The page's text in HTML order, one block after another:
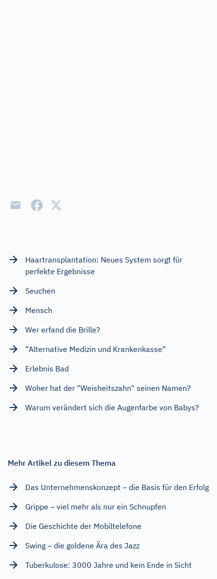
Haartransplantation: Neues System sorgt für
perfekte Ergebnisse
Seuchen
Mensch
Wer erfand die Brille?
“Alternative Medizin und Krankenkasse“
Erlebnis Bad
Woher hat der "Weisheitszahn" seinen Namen?
Warum verändert sich die Augenfarbe von Babys?
Mehr Artikel zu diesem Thema
Das Unternehmenskonzept – die Basis für den Erfolg
Grippe – viel mehr als nur ein Schnupfen
Die Geschichte der Mobiltelefone
Swing – die goldene Ära des Jazz
Tuberkulose: 3000 Jahre und kein Ende in Sicht